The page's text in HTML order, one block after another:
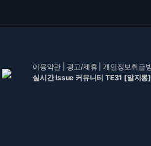
이용약관 광고/제휴 |개인정보취급
실시간 Issue 커뮤니티 TE31 [알지